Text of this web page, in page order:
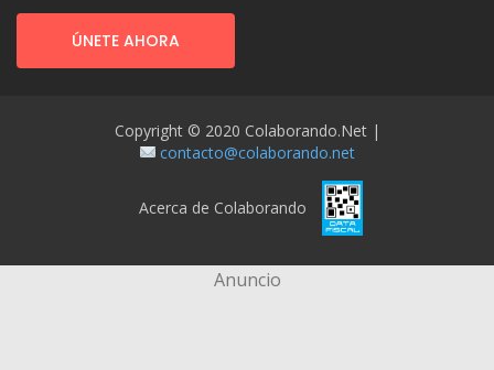
ÚNETE AHORA
Copyright © 2020 Colaborando.net |
contacto@colaborando.net
Acerca de Colaborando
Anuncio